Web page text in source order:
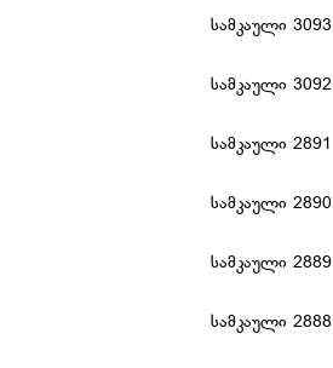
სამკაული 3093
სამკაული 3092
სამკაული 2891
სამკაული 2890
სამკაული 2889
სამკაული 2888